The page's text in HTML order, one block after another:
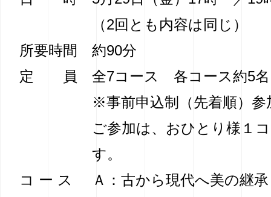
（2回とも内容は同じ）
所要時間
約90分
定 員
全7コース 各コース約5
※事前申込制（先着順）参
ご参加は、おひとり様１
す。
コ ー ス
Ａ：古から現代へ美の継承